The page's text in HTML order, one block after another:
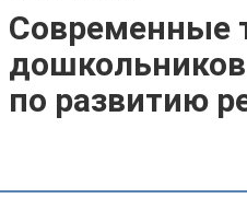
Современные
по развитию